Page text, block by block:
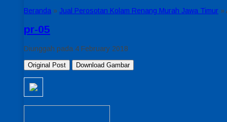
Beranda » Jual Perosotan Kolam Renang Murah Jawa Timur »
pr-05
Diunggah pada 4 February 2018
Original Post Download Gambar